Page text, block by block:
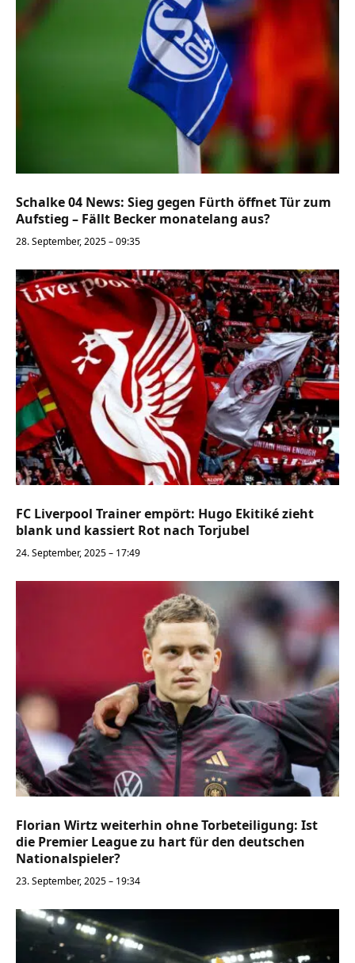
Schalke 04 News: Sieg gegen Fürth öffnet Tür zum
Aufstieg – Fällt Becker monatelang aus?
28. September, 2025 – 09:35
FC Liverpool Trainer empört: Hugo Ekitiké zieht
blank und kassiert Rot nach Torjubel
24. September, 2025 – 17:49
Florian Wirtz weiterhin ohne Torbeteiligung: Ist
die Premier League zu hart für den deutschen
Nationalspieler?
23. September, 2025 – 19:34